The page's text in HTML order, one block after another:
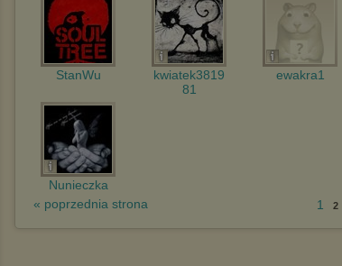
StanWu
kwiatek3819
81
ewakra1
Nunieczka
« poprzednia strona
1 2